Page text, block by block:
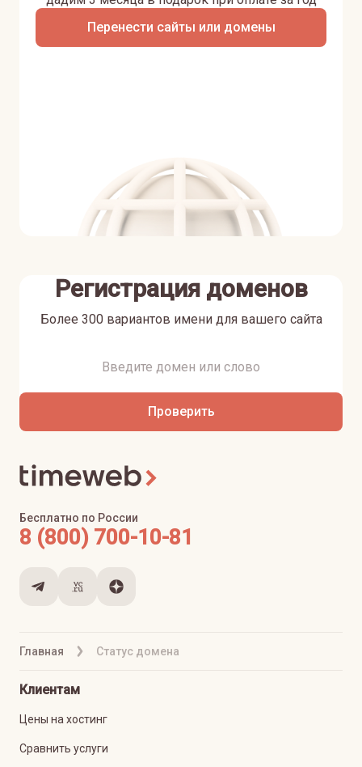
Перенести сайты или домены
Регистрация доменов
Более 300 вариантов имени для вашего сайта
Проверить
Главная Статус домена
Бесплатно по России
8 (800) 700-10-81
Клиентам
Цены на хостинг
Сравнить услуги